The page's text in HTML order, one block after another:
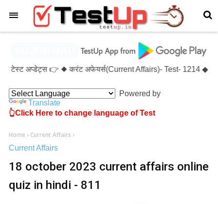
अप्डेट्स 👉 ◆ करंट अफेयर्स(Current Affairs)- Test- 1214 ◆
Powered by
Translate
👆Click Here to change language of Test
Home › Current Affairs ›
Current Affairs
18 october 2023 current affairs online
quiz in hindi - 811